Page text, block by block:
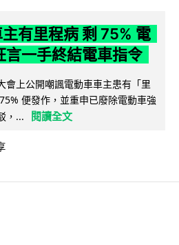
有里程病 剩 75% 電
言一手終結電車指令
會上公開嘲諷電動車車主患有「里
便發作，並重申已廢除電動車強
，...
閱讀全文